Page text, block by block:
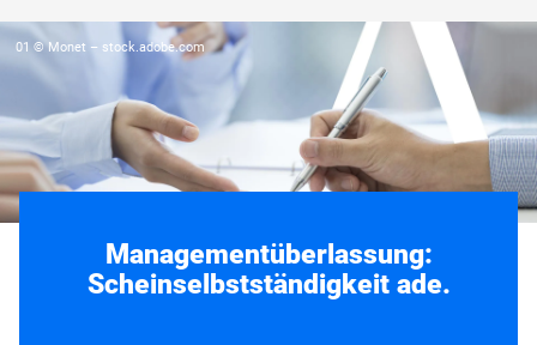
01 © Monet – stock.adobe.com
Managementüberlassung:
Scheinselbstständigkeit ade.